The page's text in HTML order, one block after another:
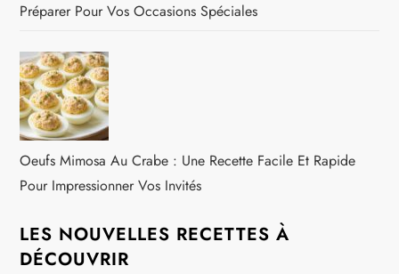
Préparer Pour Vos Occasions Spéciales
Oeufs Mimosa Au Crabe : Une Recette Facile Et Rapide
Pour Impressionner Vos Invités
LES NOUVELLES RECETTES À
DÉCOUVRIR